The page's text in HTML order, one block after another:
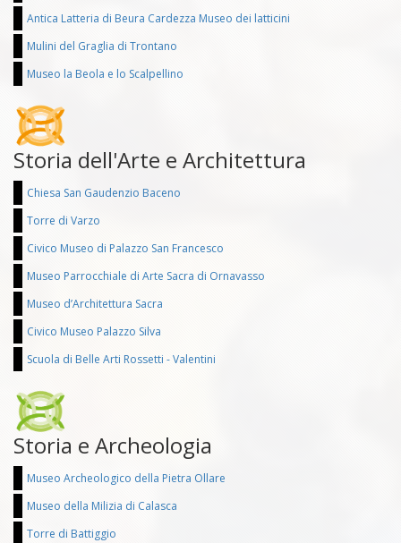
Antica Latteria di Beura Cardezza Museo dei latticini
Mulini del Graglia di Trontano
Museo la Beola e lo Scalpellino
Storia dell'Arte e Architettura
Chiesa San Gaudenzio Baceno
Torre di Varzo
Civico Museo di Palazzo San Francesco
Museo Parrocchiale di Arte Sacra di Ornavasso
Museo d’Architettura Sacra
Civico Museo Palazzo Silva
Scuola di Belle Arti Rossetti - Valentini
Storia e Archeologia
Museo Archeologico della Pietra Ollare
Museo della Milizia di Calasca
Torre di Battiggio